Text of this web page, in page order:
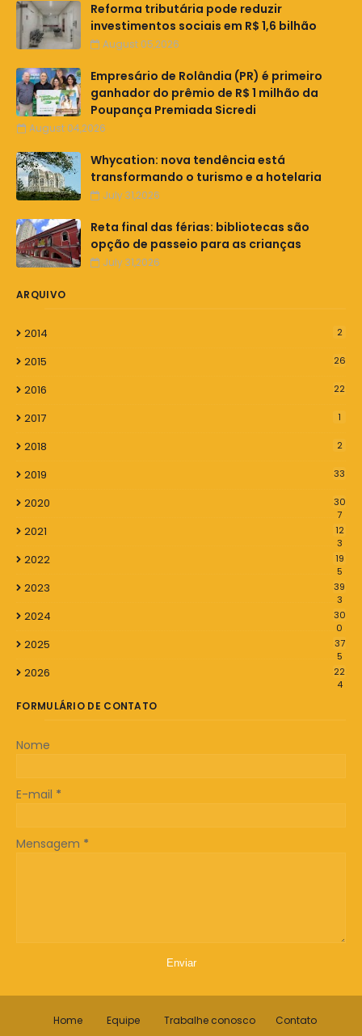
Reforma tributária pode reduzir
investimentos sociais em R$ 1,6 bilhão
August 05,2026
Empresário de Rolândia (PR) é primeiro
ganhador do prêmio de R$ 1 milhão da
Poupança Premiada Sicredi
August 04,2026
Whycation: nova tendência está
transformando o turismo e a hotelaria
July 31,2026
Reta final das férias: bibliotecas são
opção de passeio para as crianças
July 31,2026
ARQUIVO
2014 2
2015 26
2016 22
2017 1
2018 2
2019 33
2020
30
7
2021
12
3
2022
19
5
2023
39
3
2024
30
0
2025
37
5
2026
22
4
FORMULÁRIO DE CONTATO
Nome
E-mail *
Mensagem *
Home Equipe Trabalhe conosco Contato